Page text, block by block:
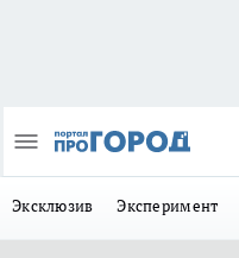
Эксклюзив Эксперимент